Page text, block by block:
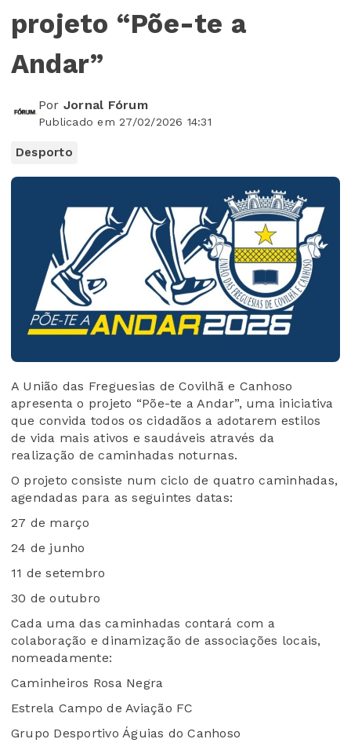
projeto “Põe-te a
Andar”
Por Jornal Fórum
Publicado em 27/02/2026 14:31
Desporto
A União das Freguesias de Covilhã e Canhoso
apresenta o projeto “Põe-te a Andar”, uma iniciativa
que convida todos os cidadãos a adotarem estilos
de vida mais ativos e saudáveis através da
realização de caminhadas noturnas.
O projeto consiste num ciclo de quatro caminhadas,
agendadas para as seguintes datas:
27 de março
24 de junho
11 de setembro
30 de outubro
Cada uma das caminhadas contará com a
colaboração e dinamização de associações locais,
nomeadamente:
Caminheiros Rosa Negra
Estrela Campo de Aviação FC
Grupo Desportivo Águias do Canhoso